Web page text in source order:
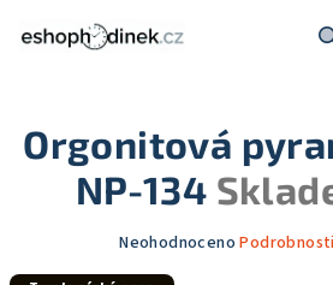
Orgonitová
NP-134
Průměrné
Neohodnoceno